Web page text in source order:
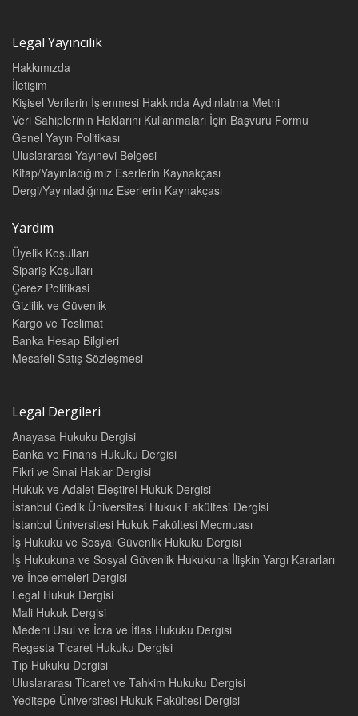
Legal Yayıncılık
Hakkımızda
İletişim
Kişisel Verilerin İşlenmesi Hakkında Aydınlatma Metni
Veri Sahiplerinin Haklarını Kullanmaları İçin Başvuru Formu
Genel Yayın Politikası
Uluslararası Yayınevi Belgesi
Kitap/Yayınladığımız Eserlerin Kaynakçası
Dergi/Yayınladığımız Eserlerin Kaynakçası
Yardım
Üyelik Koşulları
Sipariş Koşulları
Çerez Politikasi
Gizlilik ve Güvenlik
Kargo ve Teslimat
Banka Hesap Bilgileri
Mesafeli Satış Sözleşmesi
Legal Dergileri
Anayasa Hukuku Dergisi
Banka ve Finans Hukuku Dergisi
Fikri ve Sınai Haklar Dergisi
Hukuk ve Adalet Eleştirel Hukuk Dergisi
İstanbul Gedik Üniversitesi Hukuk Fakültesi Dergisi
İstanbul Üniversitesi Hukuk Fakültesi Mecmuası
İş Hukuku ve Sosyal Güvenlik Hukuku Dergisi
İş Hukukuna ve Sosyal Güvenlik Hukukuna İlişkin Yargı Kararları
ve İncelemeleri Dergisi
Legal Hukuk Dergisi
Mali Hukuk Dergisi
Medeni Usul ve İcra ve İflas Hukuku Dergisi
Regesta Ticaret Hukuku Dergisi
Tıp Hukuku Dergisi
Uluslararası Ticaret ve Tahkim Hukuku Dergisi
Yeditepe Üniversitesi Hukuk Fakültesi Dergisi